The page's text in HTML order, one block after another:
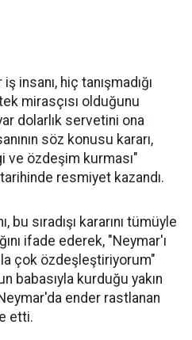
insanı, hiç tanışmadığı
mirasçısı olduğunu
dolarlık servetini ona
söz konusu kararı,
ve özdeşim kurması"
resmiyet kazandı.
sıradışı kararını tümüyle
ifade ederek, "Neymar'ı
çok özdeşleştiriyorum"
babasıyla kurduğu yakın
ender rastlanan
etti.